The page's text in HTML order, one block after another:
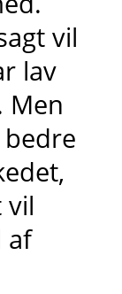
vil
lav
Men
vil
af